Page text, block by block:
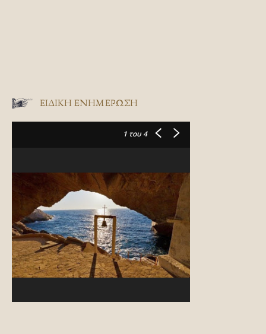
ΕΙΔΙΚΉ ΕΝΗΜΈΡΩΣΗ
1 του 4